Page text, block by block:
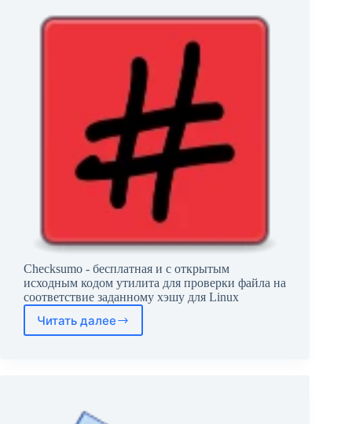
Checksumo - бесплатная и с открытым
исходным кодом утилита для проверки файла на
соответствие заданному хэшу для Linux
Читать далее
Checksumo